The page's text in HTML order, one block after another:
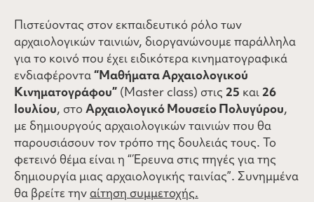
Πιστεύοντας στον εκπαιδευτικό ρόλο των
αρχαιολογικών ταινιών, διοργανώνουμε παράλληλα
για το κοινό που έχει ειδικότερα κινηματογραφικά
ενδιαφέροντα“Μαθήματα Αρχαιολογικού
Κινηματογράφου” (Μaster class) στις 25 και 26
Ιουλίου, στο Αρχαιολογικό Μουσείο Πολυγύρου,
με δημιουργούς αρχαιολογικών ταινιών που θα
παρουσιάσουν τον τρόπο της δουλειάς τους. Το
φετεινό θέμα είναι η “Έρευνα στις πηγές για της
δημιουργία μιας αρχαιολογικής ταινίας”. Συνημμένα
θα βρείτε την αίτηση συμμετοχής.